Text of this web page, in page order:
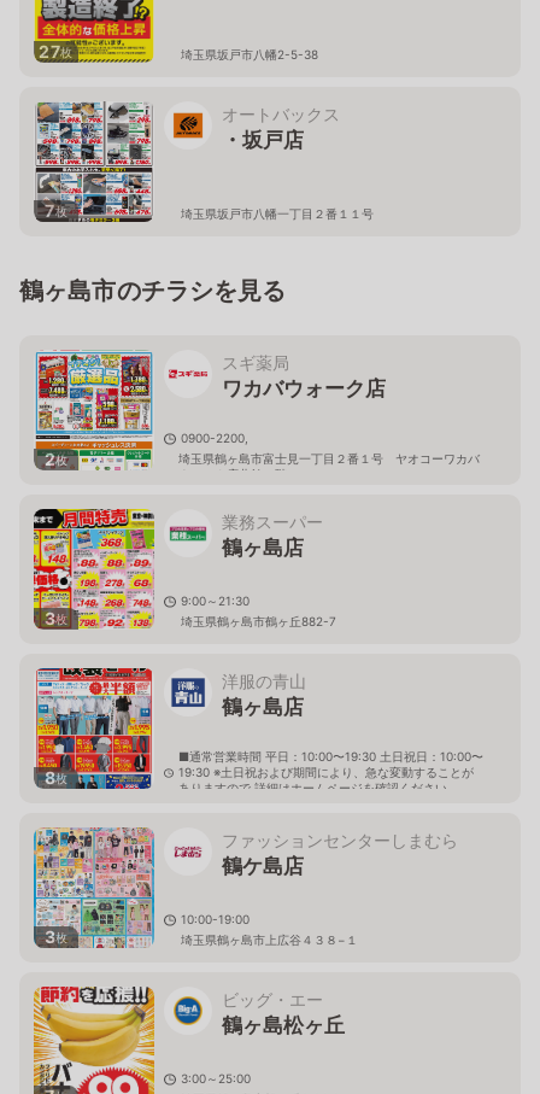
27枚 埼玉県坂戸市八幡2-5-38
7枚
オートバックス
・坂戸店
埼玉県坂戸市八幡一丁目２番１１号
鶴ヶ島市のチラシを見る
2枚
スギ薬局
ワカバウォーク店
0900-2200,
埼玉県鶴ヶ島市富士見一丁目２番１号 ヤオコーワカバ
ウォーク店北館１階
3枚
業務スーパー
鶴ヶ島店
9:00～21:30
埼玉県鶴ヶ島市鶴ヶ丘882-7
8枚
洋服の青山
鶴ヶ島店
■通常営業時間 平日：10:00〜19:30 土日祝日：10:00〜
19:30 ※土日祝および期間により、急な変動することが
ありますので 詳細はホームページを確認ください
3枚
ファッションセンターしまむら
鶴ケ島店
10:00-19:00
埼玉県鶴ヶ島市上広谷４３８−１
ビッグ・エー
鶴ヶ島松ヶ丘
3:00～25:00